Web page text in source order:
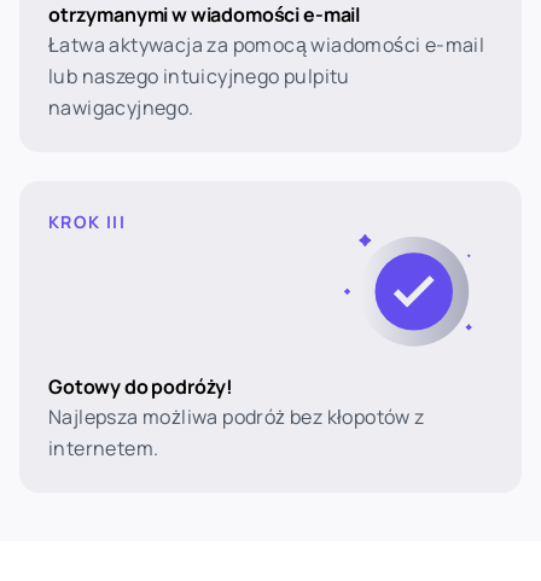
otrzymanymi w wiadomości e-mail
Łatwa aktywacja za pomocą wiadomości e-mail
lub naszego intuicyjnego pulpitu
nawigacyjnego.
KROK III
Gotowy do podróży!
Najlepsza możliwa podróż bez kłopotów z
internetem.